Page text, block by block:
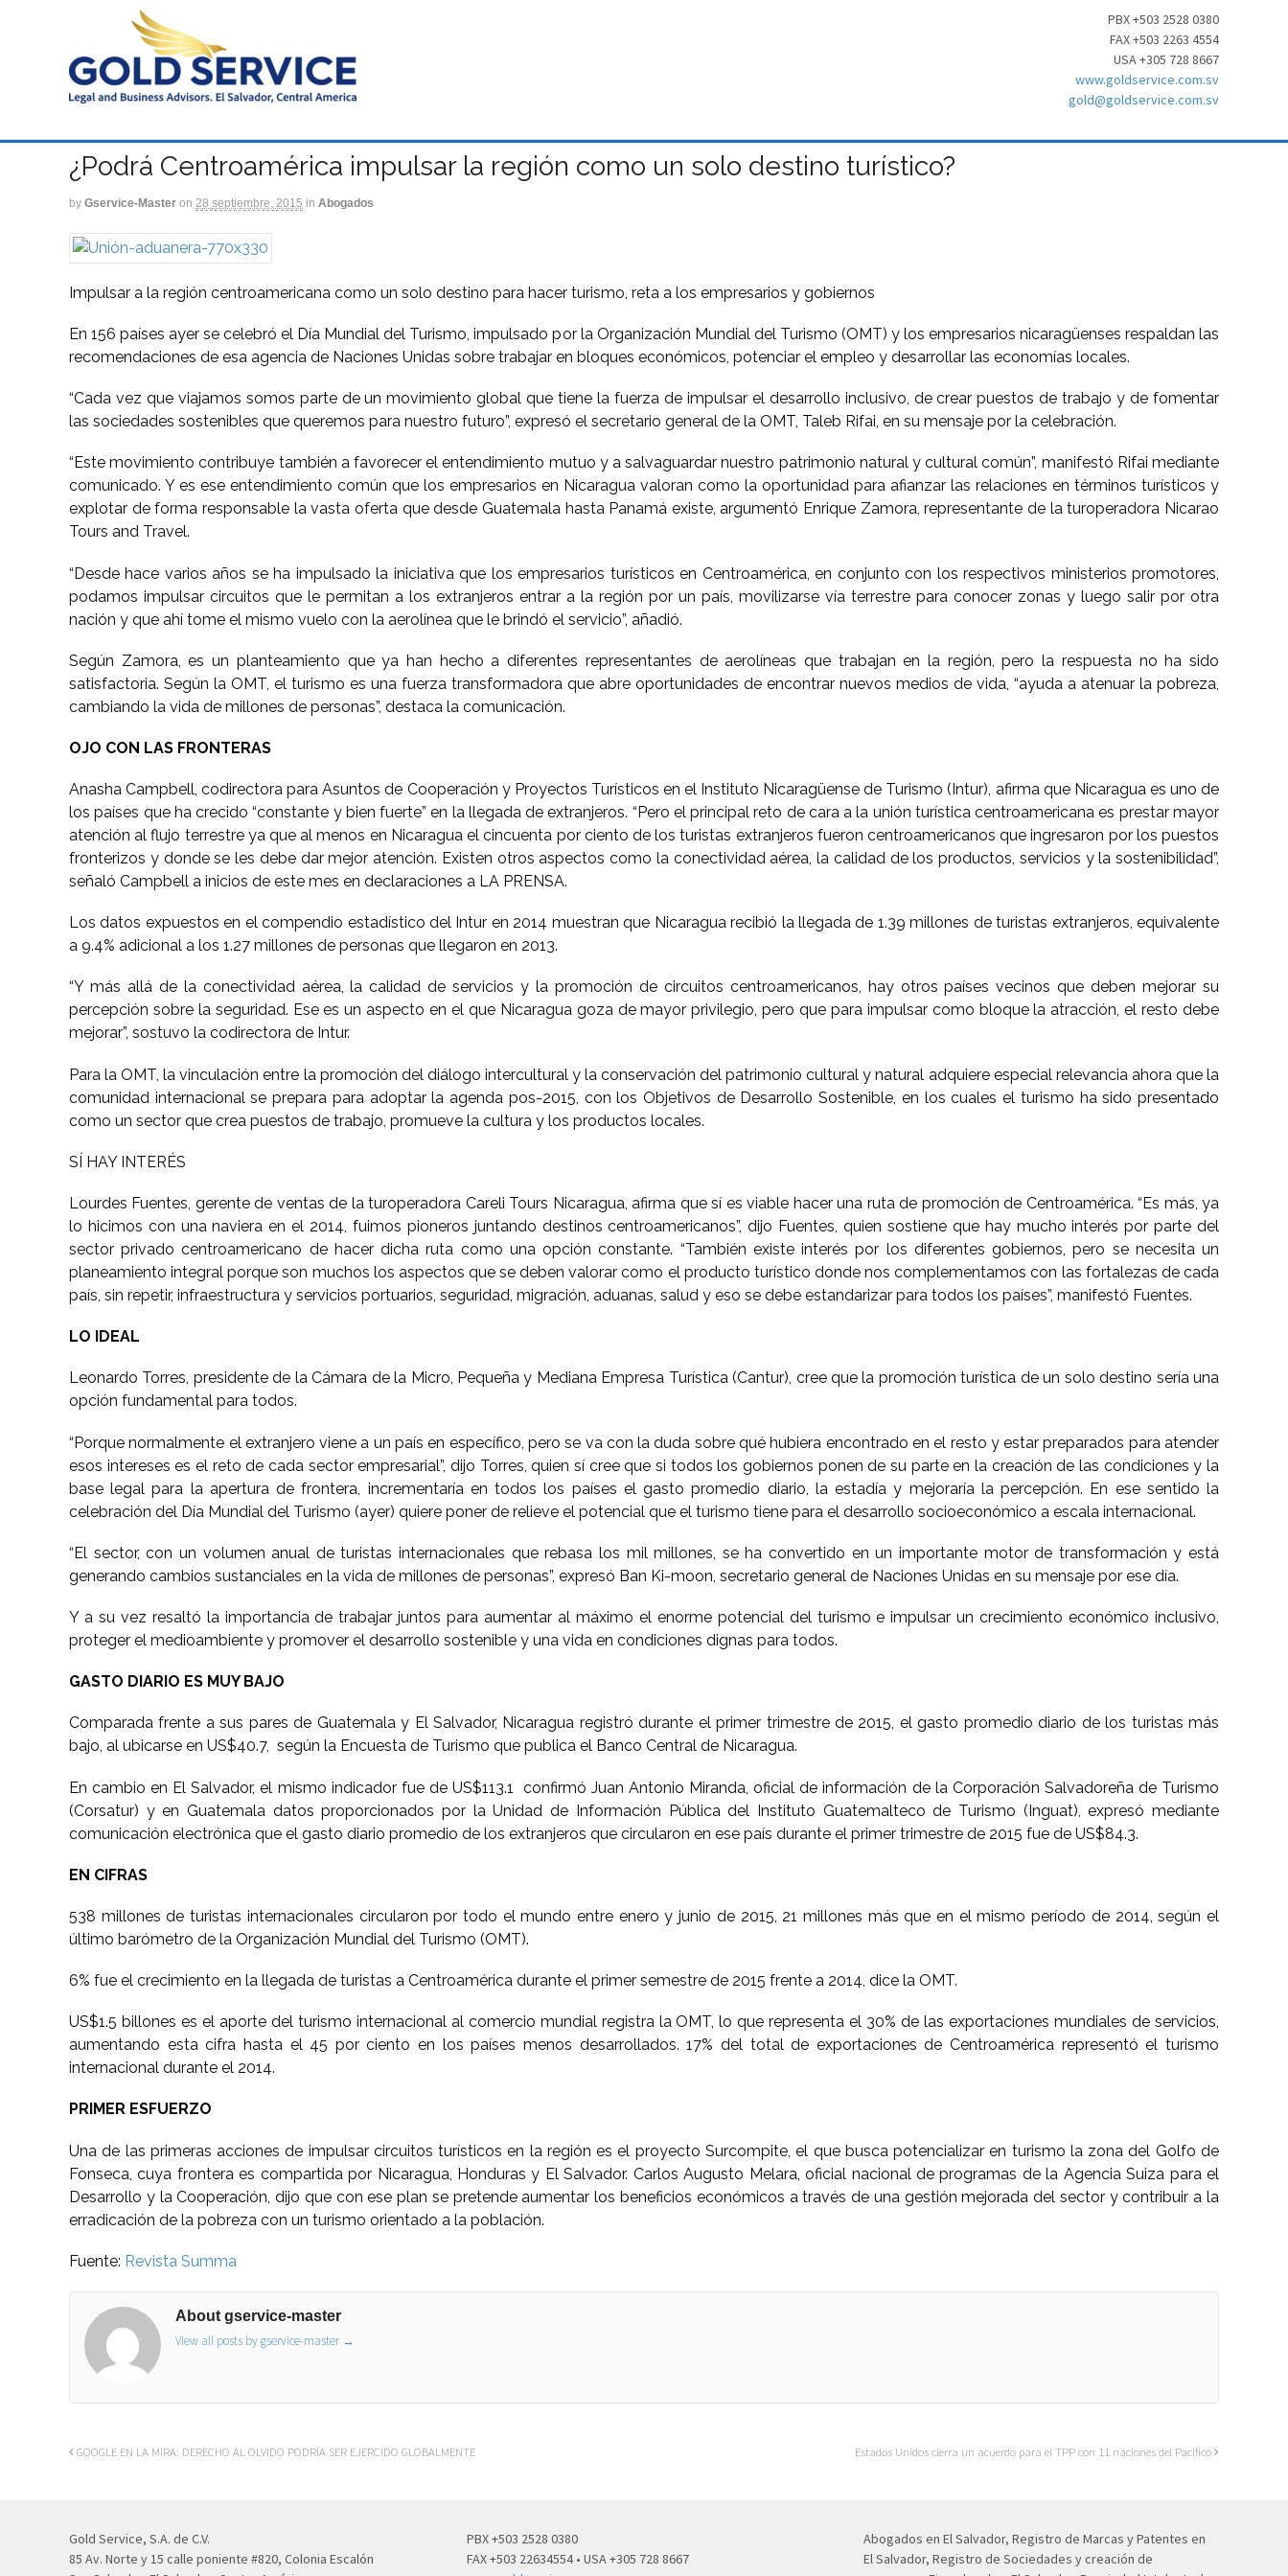
PBX +503 2528 0380
FAX +503 2263 4554
USA +305 728 8667
www.goldservice.com.sv
gold@goldservice.com.sv
¿Podrá Centroamérica impulsar la región como un solo destino turístico?
by Gservice-Master on 28 septiembre, 2015 in Abogados
Impulsar a la región centroamericana como un solo destino para hacer turismo, reta a los empresarios y gobiernos
En 156 países ayer se celebró el Día Mundial del Turismo, impulsado por la Organización Mundial del Turismo (OMT) y los empresarios nicaragüenses respaldan las
recomendaciones de esa agencia de Naciones Unidas sobre trabajar en bloques económicos, potenciar el empleo y desarrollar las economías locales.
“Cada vez que viajamos somos parte de un movimiento global que tiene la fuerza de impulsar el desarrollo inclusivo, de crear puestos de trabajo y de fomentar
las sociedades sostenibles que queremos para nuestro futuro”, expresó el secretario general de la OMT, Taleb Rifai, en su mensaje por la celebración.
“Este movimiento contribuye también a favorecer el entendimiento mutuo y a salvaguardar nuestro patrimonio natural y cultural común”, manifestó Rifai mediante
comunicado. Y es ese entendimiento común que los empresarios en Nicaragua valoran como la oportunidad para afianzar las relaciones en términos turísticos y
explotar de forma responsable la vasta oferta que desde Guatemala hasta Panamá existe, argumentó Enrique Zamora, representante de la turoperadora Nicarao
Tours and Travel.
“Desde hace varios años se ha impulsado la iniciativa que los empresarios turísticos en Centroamérica, en conjunto con los respectivos ministerios promotores,
podamos impulsar circuitos que le permitan a los extranjeros entrar a la región por un país, movilizarse vía terrestre para conocer zonas y luego salir por otra
nación y que ahí tome el mismo vuelo con la aerolínea que le brindó el servicio”, añadió.
Según Zamora, es un planteamiento que ya han hecho a diferentes representantes de aerolíneas que trabajan en la región, pero la respuesta no ha sido
satisfactoria. Según la OMT, el turismo es una fuerza transformadora que abre oportunidades de encontrar nuevos medios de vida, “ayuda a atenuar la pobreza,
cambiando la vida de millones de personas”, destaca la comunicación.
OJO CON LAS FRONTERAS
Anasha Campbell, codirectora para Asuntos de Cooperación y Proyectos Turísticos en el Instituto Nicaragüense de Turismo (Intur), afirma que Nicaragua es uno de
los países que ha crecido “constante y bien fuerte” en la llegada de extranjeros. “Pero el principal reto de cara a la unión turística centroamericana es prestar mayor
atención al flujo terrestre ya que al menos en Nicaragua el cincuenta por ciento de los turistas extranjeros fueron centroamericanos que ingresaron por los puestos
fronterizos y donde se les debe dar mejor atención. Existen otros aspectos como la conectividad aérea, la calidad de los productos, servicios y la sostenibilidad”,
señaló Campbell a inicios de este mes en declaraciones a LA PRENSA.
Los datos expuestos en el compendio estadístico del Intur en 2014 muestran que Nicaragua recibió la llegada de 1.39 millones de turistas extranjeros, equivalente
a 9.4% adicional a los 1.27 millones de personas que llegaron en 2013.
“Y más allá de la conectividad aérea, la calidad de servicios y la promoción de circuitos centroamericanos, hay otros países vecinos que deben mejorar su
percepción sobre la seguridad. Ese es un aspecto en el que Nicaragua goza de mayor privilegio, pero que para impulsar como bloque la atracción, el resto debe
mejorar”, sostuvo la codirectora de Intur.
Para la OMT, la vinculación entre la promoción del diálogo intercultural y la conservación del patrimonio cultural y natural adquiere especial relevancia ahora que la
comunidad internacional se prepara para adoptar la agenda pos-2015, con los Objetivos de Desarrollo Sostenible, en los cuales el turismo ha sido presentado
como un sector que crea puestos de trabajo, promueve la cultura y los productos locales.
SÍ HAY INTERÉS
Lourdes Fuentes, gerente de ventas de la turoperadora Careli Tours Nicaragua, afirma que sí es viable hacer una ruta de promoción de Centroamérica. “Es más, ya
lo hicimos con una naviera en el 2014, fuimos pioneros juntando destinos centroamericanos”, dijo Fuentes, quien sostiene que hay mucho interés por parte del
sector privado centroamericano de hacer dicha ruta como una opción constante. “También existe interés por los diferentes gobiernos, pero se necesita un
planeamiento integral porque son muchos los aspectos que se deben valorar como el producto turístico donde nos complementamos con las fortalezas de cada
país, sin repetir, infraestructura y servicios portuarios, seguridad, migración, aduanas, salud y eso se debe estandarizar para todos los países”, manifestó Fuentes.
LO IDEAL
Leonardo Torres, presidente de la Cámara de la Micro, Pequeña y Mediana Empresa Turística (Cantur), cree que la promoción turística de un solo destino sería una
opción fundamental para todos.
“Porque normalmente el extranjero viene a un país en específico, pero se va con la duda sobre qué hubiera encontrado en el resto y estar preparados para atender
esos intereses es el reto de cada sector empresarial”, dijo Torres, quien sí cree que si todos los gobiernos ponen de su parte en la creación de las condiciones y la
base legal para la apertura de frontera, incrementaría en todos los países el gasto promedio diario, la estadía y mejoraría la percepción. En ese sentido la
celebración del Día Mundial del Turismo (ayer) quiere poner de relieve el potencial que el turismo tiene para el desarrollo socioeconómico a escala internacional.
“El sector, con un volumen anual de turistas internacionales que rebasa los mil millones, se ha convertido en un importante motor de transformación y está
generando cambios sustanciales en la vida de millones de personas”, expresó Ban Ki-moon, secretario general de Naciones Unidas en su mensaje por ese día.
Y a su vez resaltó la importancia de trabajar juntos para aumentar al máximo el enorme potencial del turismo e impulsar un crecimiento económico inclusivo,
proteger el medioambiente y promover el desarrollo sostenible y una vida en condiciones dignas para todos.
GASTO DIARIO ES MUY BAJO
Comparada frente a sus pares de Guatemala y El Salvador, Nicaragua registró durante el primer trimestre de 2015, el gasto promedio diario de los turistas más
bajo, al ubicarse en US$40.7, según la Encuesta de Turismo que publica el Banco Central de Nicaragua.
En cambio en El Salvador, el mismo indicador fue de US$113.1 confirmó Juan Antonio Miranda, oficial de información de la Corporación Salvadoreña de Turismo
(Corsatur) y en Guatemala datos proporcionados por la Unidad de Información Pública del Instituto Guatemalteco de Turismo (Inguat), expresó mediante
comunicación electrónica que el gasto diario promedio de los extranjeros que circularon en ese país durante el primer trimestre de 2015 fue de US$84.3.
EN CIFRAS
538 millones de turistas internacionales circularon por todo el mundo entre enero y junio de 2015, 21 millones más que en el mismo período de 2014, según el
último barómetro de la Organización Mundial del Turismo (OMT).
6% fue el crecimiento en la llegada de turistas a Centroamérica durante el primer semestre de 2015 frente a 2014, dice la OMT.
US$1.5 billones es el aporte del turismo internacional al comercio mundial registra la OMT, lo que representa el 30% de las exportaciones mundiales de servicios,
aumentando esta cifra hasta el 45 por ciento en los países menos desarrollados. 17% del total de exportaciones de Centroamérica representó el turismo
internacional durante el 2014.
PRIMER ESFUERZO
Una de las primeras acciones de impulsar circuitos turísticos en la región es el proyecto Surcompite, el que busca potencializar en turismo la zona del Golfo de
Fonseca, cuya frontera es compartida por Nicaragua, Honduras y El Salvador. Carlos Augusto Melara, oficial nacional de programas de la Agencia Suiza para el
Desarrollo y la Cooperación, dijo que con ese plan se pretende aumentar los beneficios económicos a través de una gestión mejorada del sector y contribuir a la
erradicación de la pobreza con un turismo orientado a la población.
Fuente: Revista Summa
About gservice-master
View all posts by gservice-master →
GOOGLE EN LA MIRA: DERECHO AL OLVIDO PODRÍA SER EJERCIDO GLOBALMENTE Estados Unidos cierra un acuerdo para el TPP con 11 naciones del Pacífico
Gold Service, S.A. de C.V.
85 Av. Norte y 15 calle poniente #820, Colonia Escalón
PBX +503 2528 0380
FAX +503 22634554 • USA +305 728 8667
Abogados en El Salvador, Registro de Marcas y Patentes en
El Salvador, Registro de Sociedades y creación de